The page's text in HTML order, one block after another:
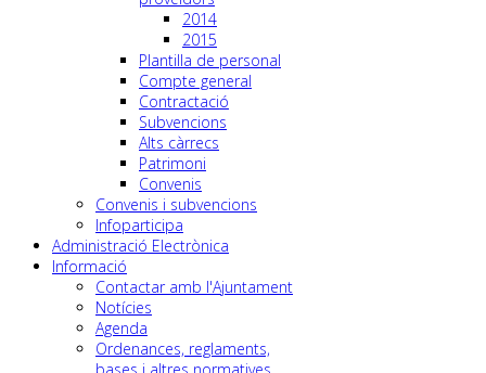
2014
2015
Plantilla de personal
Compte general
Contractació
Subvencions
Alts càrrecs
Patrimoni
Convenis
Convenis i subvencions
Infoparticipa
Administració Electrònica
Informació
Contactar amb l'Ajuntament
Notícies
Agenda
Ordenances, reglaments,
bases i altres normatives